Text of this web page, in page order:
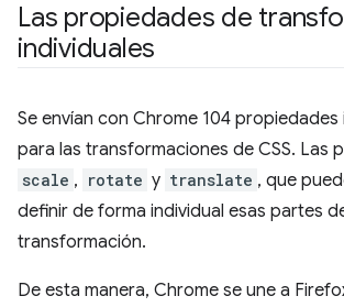
Las propiedades de
individuales
Se envían con Chrome 104 propiedades
para las transformaciones de CSS. Las
scale , rotate y translate , que
definir de forma individual esas partes
transformación.
De esta manera, Chrome se une a